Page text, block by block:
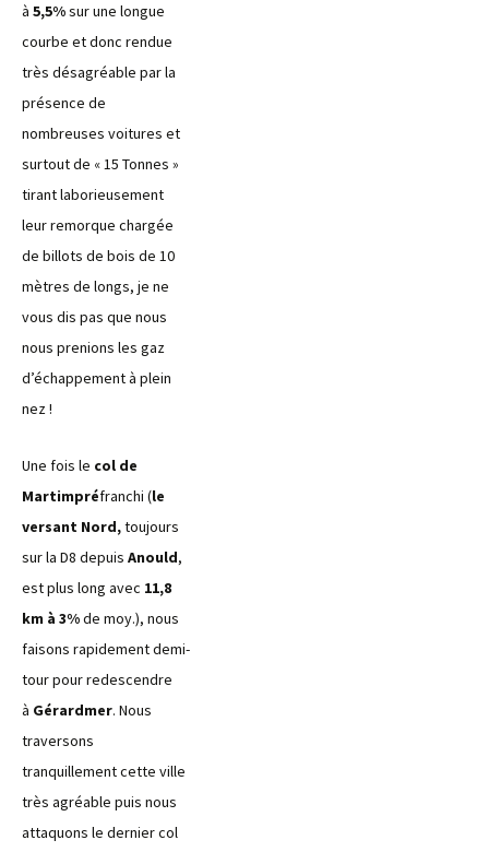
à 5,5%sur une longue
courbe et donc rendue
très désagréable par la
présence de
nombreuses voitures et
surtout de « 15 Tonnes »
tirant laborieusement
leur remorque chargée
de billots de bois de 10
mètres de longs, je ne
vous dis pas que nous
nous prenions les gaz
d’échappement à plein
nez !
Une fois le col de
Martimpréfranchi (le
versant Nord,toujours
sur la D8 depuis Anould,
est plus long avec 11,8
km à 3%de moy.), nous
faisons rapidement demi-
tour pour redescendre
à Gérardmer. Nous
traversons
tranquillement cette ville
très agréable puis nous
attaquons le dernier col